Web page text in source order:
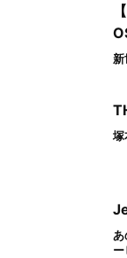
新
塚